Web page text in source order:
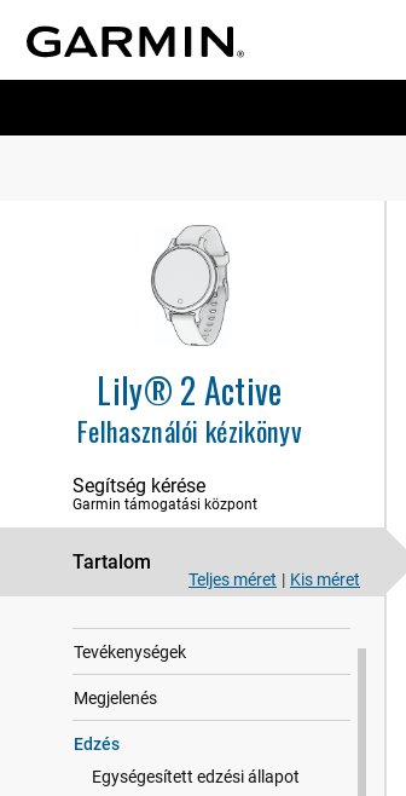
Lily® 2 Active
Felhasználói kézikönyv
Segítség kérése
Garmin támogatási központ
Tartalom
Teljes méret | Kis méret
Tevékenységek
Megjelenés
Edzés
Egységesített edzési állapot